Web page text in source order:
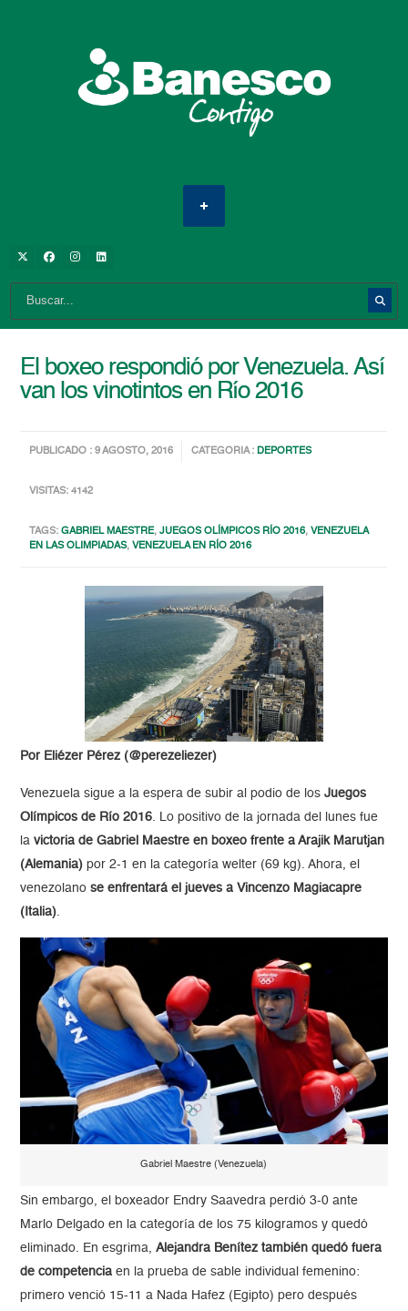
El boxeo respondió por Venezuela. Así
van los vinotintos en Río 2016
PUBLICADO : 9 AGOSTO, 2016 CATEGORIA :DEPORTES
VISITAS: 4142
TAGS:GABRIEL MAESTRE,JUEGOS OLÍMPICOS RÍO 2016,VENEZUELA
EN LAS OLIMPIADAS,VENEZUELA EN RÍO 2016
Por Eliézer Pérez (@perezeliezer)
Venezuela sigue a la espera de subir al podio de losJuegos
Olímpicos de Río 2016. Lo positivo de la jornada del lunes fue
lavictoria de Gabriel Maestre en boxeo frente a Arajik Marutjan
(Alemania) por 2-1 en la categoría welter (69 kg). Ahora, el
venezolanose enfrentará el jueves a Vincenzo Magiacapre
(Italia).
Gabriel Maestre (Venezuela)
Sin embargo, el boxeador Endry Saavedra perdió 3-0 ante
Marlo Delgado en la categoría de los 75 kilogramos y quedó
eliminado. En esgrima,Alejandra Benítez también quedó fuera
de competencia en la prueba de sable individual femenino:
primero venció 15-11 a Nada Hafez (Egipto) pero después